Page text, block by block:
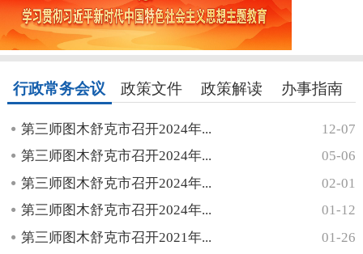
行政常务会议 政策文件 政策解读 办事指南
第三师图木舒克市召开2024年...
12-07
第三师图木舒克市召开2024年...
05-06
第三师图木舒克市召开2024年...
02-01
第三师图木舒克市召开2024年...
01-12
第三师图木舒克市召开2021年...
01-26